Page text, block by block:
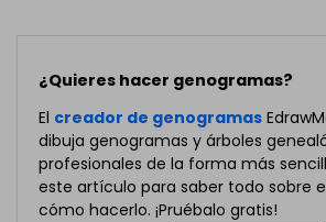
¿Quieres hacer genogramas?
El creador de genogramas
dibuja genogramas y árboles
profesionales de la forma más
este artículo para saber todo sobre
cómo hacerlo. ¡Pruébalo gratis!